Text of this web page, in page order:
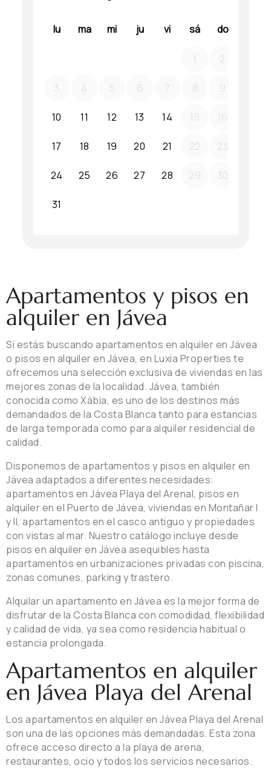
Apartamentos y pisos en
alquiler en Jávea
Si estás buscando apartamentos en alquiler en Jávea
o pisos en alquiler en Jávea, en Luxia Properties te
ofrecemos una selección exclusiva de viviendas en las
mejores zonas de la localidad. Jávea, también
conocida como Xàbia, es uno de los destinos más
demandados de la Costa Blanca tanto para estancias
de larga temporada como para alquiler residencial de
calidad.
Disponemos de apartamentos y pisos en alquiler en
Jávea adaptados a diferentes necesidades:
apartamentos en Jávea Playa del Arenal, pisos en
alquiler en el Puerto de Jávea, viviendas en Montañar I
y II, apartamentos en el casco antiguo y propiedades
con vistas al mar. Nuestro catálogo incluye desde
pisos en alquiler en Jávea asequibles hasta
apartamentos en urbanizaciones privadas con piscina,
zonas comunes, parking y trastero.
Alquilar un apartamento en Jávea es la mejor forma de
disfrutar de la Costa Blanca con comodidad, flexibilidad
y calidad de vida, ya sea como residencia habitual o
estancia prolongada.
Apartamentos en alquiler
en Jávea Playa del Arenal
Los apartamentos en alquiler en Jávea Playa del Arenal
son una de las opciones más demandadas. Esta zona
ofrece acceso directo a la playa de arena,
restaurantes, ocio y todos los servicios necesarios.